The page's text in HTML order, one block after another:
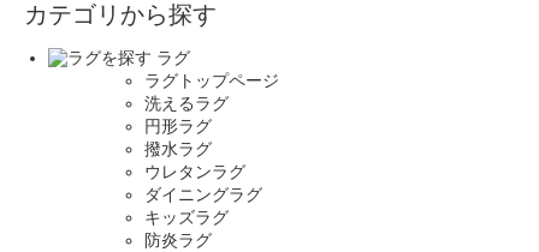
カテゴリから探す
ラグ
ラグトップページ
洗えるラグ
円形ラグ
撥水ラグ
ウレタンラグ
ダイニングラグ
キッズラグ
防炎ラグ